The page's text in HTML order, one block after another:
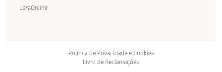
LeYaOnline
Política de Privacidade e Cookies
Livro de Reclamações